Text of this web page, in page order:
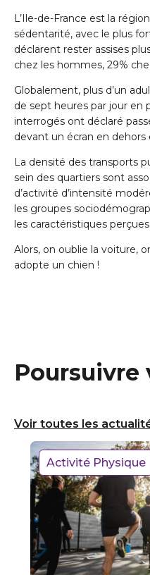
L’Ile-de-France est la
sédentarité, avec le plus
déclarent rester assises
chez les hommes, 29%
Globalement, plus d’un
de sept heures par jour en
interrogés ont déclaré
devant un écran en dehors
La densité des transports
sein des quartiers sont
d’activité d’intensité
les groupes
les caractéristiques
Alors, on oublie la voiture,
adopte un chien !
Voir toutes les
Activité Physique